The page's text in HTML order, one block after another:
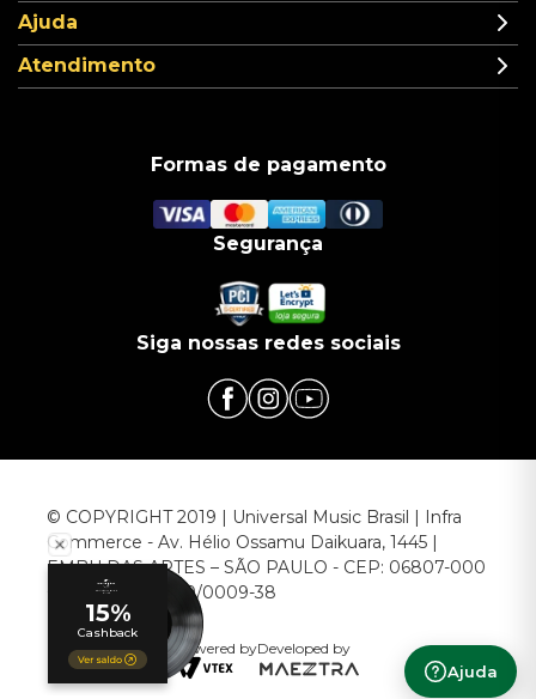
Ajuda
Ajuda
Atendimento
Formas de pagamento
Segurança
Siga nossas redes sociais
© COPYRIGHT 2019 | Universal Music Brasil | Infra
Commerce - Av. Hélio Ossamu Daikuara, 1445 |
EMBU DAS ARTES – SÃO PAULO - CEP: 06807-000
CNPJ: 00.952.789/0009-38
Powered byDeveloped by